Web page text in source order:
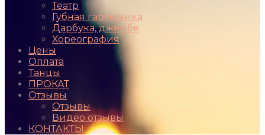
Театр
Губная гармоника
Дарбука, джембе
Хореография
Цены
Оплата
Танцы
ПРОКАТ
Отзывы
Отзывы
Видео отзывы
КОНТАКТЫ